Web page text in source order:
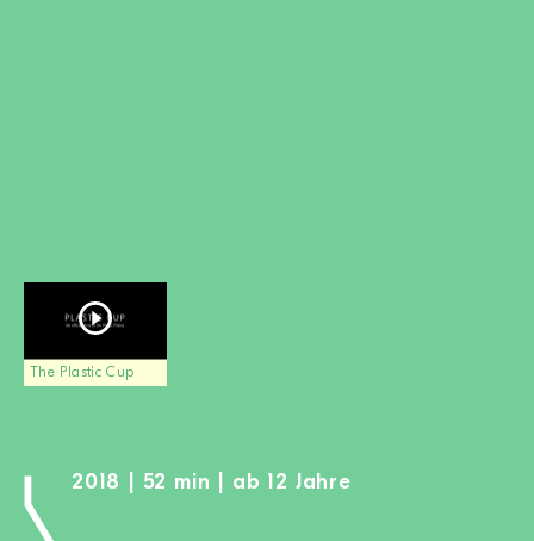
The Plastic Cup
2018 | 52 min | ab 12 Jahre
Film-Kits
Login